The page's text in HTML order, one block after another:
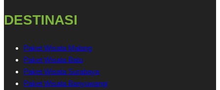
DESTINASI
Paket Wisata Malang
Paket Wisata Batu
Paket Wisata Surabaya
Paket Wisata Banyuwangi